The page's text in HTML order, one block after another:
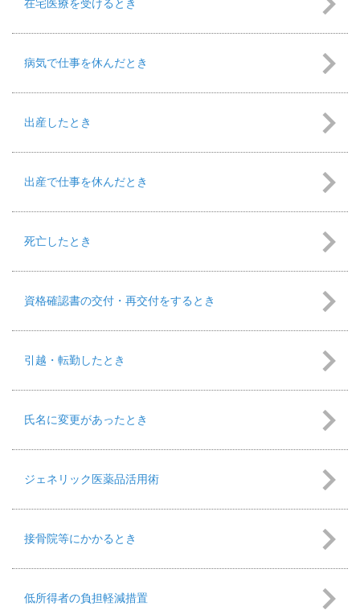
在宅医療を受けるとき
病気で仕事を休んだとき
出産したとき
出産で仕事を休んだとき
死亡したとき
資格確認書の交付・再交付をするとき
引越・転勤したとき
氏名に変更があったとき
ジェネリック医薬品活用術
接骨院等にかかるとき
低所得者の負担軽減措置